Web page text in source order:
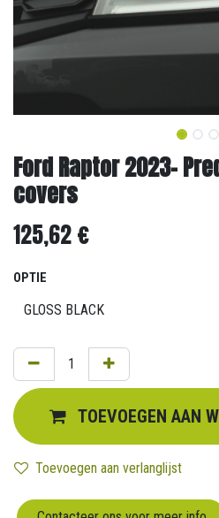
Ford Raptor 2023-
covers
125,62€
OPTIE
TOEVOEGEN AAN
Toevoegen aan verlanglijst